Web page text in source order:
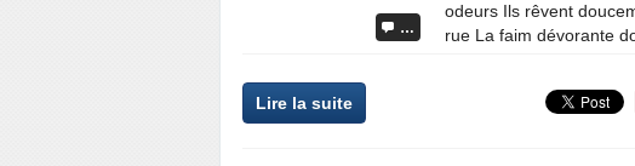
…
odeurs Ils rêvent
rue La faim dévorante
Lire la suite